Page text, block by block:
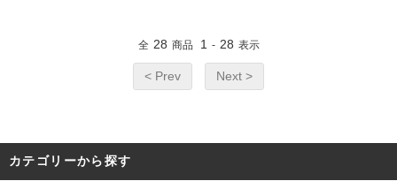
全 28 商品 1 - 28 表示
< Prev Next >
カテゴリーから探す